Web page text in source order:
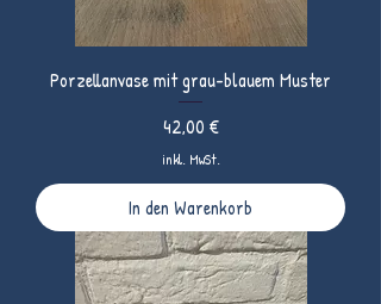
Porzellanvase mit grau-blauem Muster
Preis
42,00 €
inkl. MwSt.
In den Warenkorb